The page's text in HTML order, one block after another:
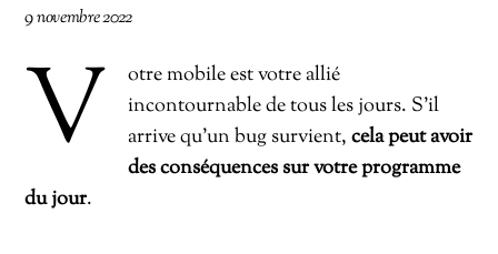
9 novembre 2022
V
otre mobile est votre allié
incontournable de tous les jours. S’il
arrive qu’un bug survient, cela peut avoir
des conséquences sur votre programme
du jour.